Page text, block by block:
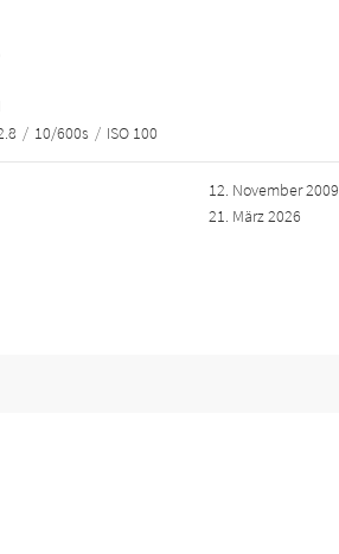
/ 10/600s / ISO 100
12. November 2009
21. März 2026